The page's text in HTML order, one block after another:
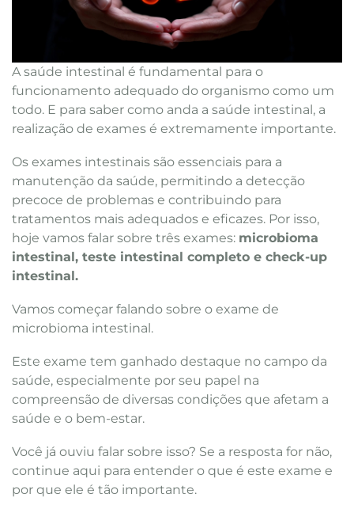
A saúde intestinal é fundamental para o
funcionamento adequado do organismo como um
todo. E para saber como anda a saúde intestinal, a
realização de exames é extremamente importante.
Os exames intestinais são essenciais para a
manutenção da saúde, permitindo a detecção
precoce de problemas e contribuindo para
tratamentos mais adequados e eficazes. Por isso,
hoje vamos falar sobre três exames: microbioma
intestinal, teste intestinal completo e check-up
intestinal.
Vamos começar falando sobre o exame de
microbioma intestinal.
Este exame tem ganhado destaque no campo da
saúde, especialmente por seu papel na
compreensão de diversas condições que afetam a
saúde e o bem-estar.
Você já ouviu falar sobre isso? Se a resposta for não,
continue aqui para entender o que é este exame e
por que ele é tão importante.